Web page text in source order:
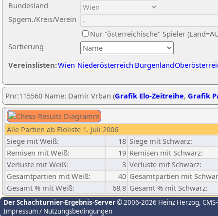
Sortierung
Bundesland
Spgem./Kreis/Verein
Nur "österreichische" Spieler
Vereinslisten:Wien Niederösterreich Burgenland
Pnr:115560 Name: Damir Vrban (Grafik Elo-Zeitreihe, Grafik
Alle Partien ab Eloliste 1. Juli 2006
Siege mit Weiß:
18 Siege mit Schwarz:
Remisen mit Weiß:
19 Remisen mit Schwarz:
Verluste mit Weiß:
3 Verluste mit Schwarz:
Gesamtpartien mit Weiß:
40 Gesamtpartien mit
Gesamt % mit Weiß:
68,8 Gesamt % mit Schwarz:
Der Schachturnier-Ergebnis-Server© 2006-2026 Heinz Herzog,
Impressum / Nutzungsbedingungen